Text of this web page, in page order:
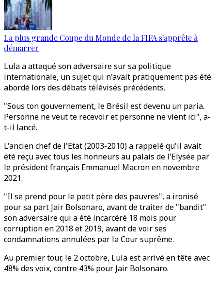
La plus grande Coupe du Monde de la FIFA s'apprête à
démarrer
Lula a attaqué son adversaire sur sa politique
internationale, un sujet qui n'avait pratiquement pas été
abordé lors des débats télévisés précédents.
"Sous ton gouvernement, le Brésil est devenu un paria.
Personne ne veut te recevoir et personne ne vient ici", a-
t-il lancé.
L'ancien chef de l'Etat (2003-2010) a rappelé qu'il avait
été reçu avec tous les honneurs au palais de l'Elysée par
le président français Emmanuel Macron en novembre
2021.
"Il se prend pour le petit père des pauvres", a ironisé
pour sa part Jair Bolsonaro, avant de traiter de "bandit"
son adversaire qui a été incarcéré 18 mois pour
corruption en 2018 et 2019, avant de voir ses
condamnations annulées par la Cour suprême.
Au premier tour, le 2 octobre, Lula est arrivé en tête avec
48% des voix, contre 43% pour Jair Bolsonaro.